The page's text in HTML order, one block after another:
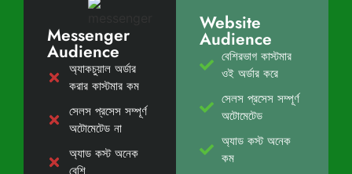
Messenger
Audience
অ্যাকচুয়াল অর্ডার
করার কাস্টমার কম
সেলস প্রসেস সম্পূর্ণ
অটোমেটেড না
অ্যাড কস্ট অনেক
Website
Audience
বেশিরভাগ কাস্টমার
ওই অর্ডার করে
সেলস প্রসেস সম্পূর্ণ
অটোমেটেড
অ্যাড কস্ট অনেক
কম